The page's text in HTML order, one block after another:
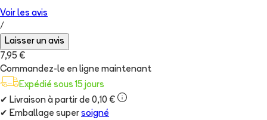
Voir les avis
/
Laisser un avis
7,95 €
Commandez-le en ligne maintenant
Expédié sous 15 jours
✔ Livraison à partir de 0,10 €
✔ Emballage super soigné